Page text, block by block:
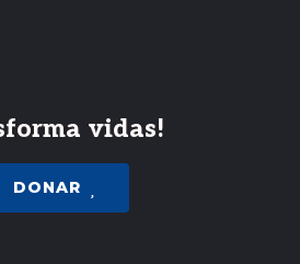
vidas!
DONAR